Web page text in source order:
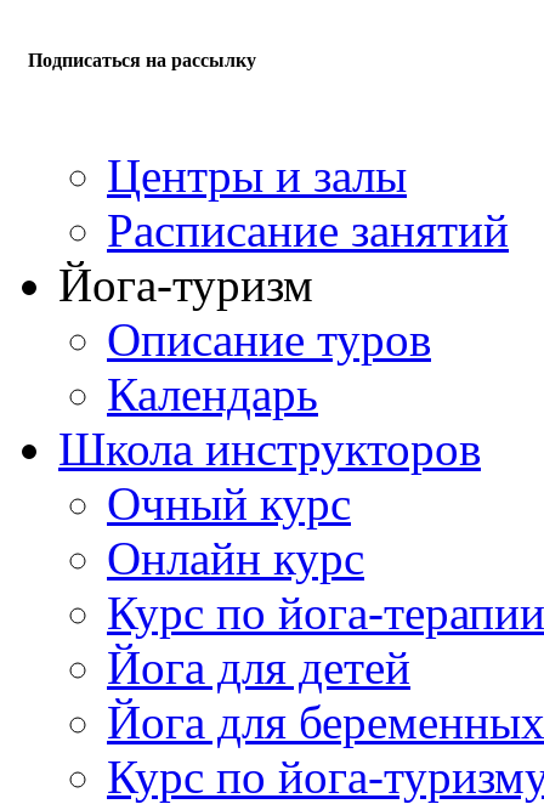
Подписаться на рассылку
Центры и залы
Расписание занятий
Йога-туризм
Описание туров
Календарь
Школа инструкторов
Очный курс
Онлайн курс
Курс по йога-терапии
Йога для детей
Йога для беременных
Курс по йога-